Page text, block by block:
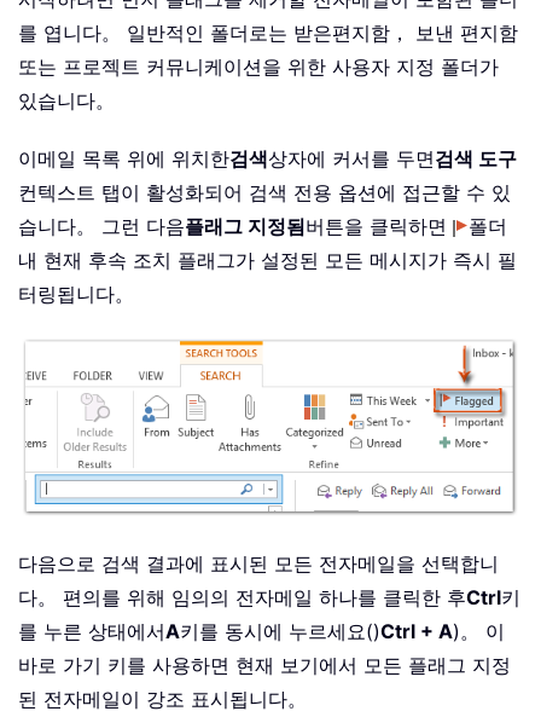
를 엽니다。 일반적인 폴더로는 받은편지함， 보낸 편지함
또는 프로젝트 커뮤니케이션을 위한 사용자 지정 폴더가
있습니다。
이메일 목록 위에 위치한검색상자에 커서를 두면검색 도구
컨텍스트 탭이 활성화되어 검색 전용 옵션에 접근할 수 있
습니다。 그런 다음플래그 지정됨버튼을 클릭하면
폴더
내 현재 후속 조치 플래그가 설정된 모든 메시지가 즉시 필
터링됩니다。
다음으로 검색 결과에 표시된 모든 전자메일을 선택합니
다。 편의를 위해 임의의 전자메일 하나를 클릭한 후Ctrl키
를 누른 상태에서A키를 동시에 누르세요()Ctrl + A)。 이
바로 가기 키를 사용하면 현재 보기에서 모든 플래그 지정
된 전자메일이 강조 표시됩니다。